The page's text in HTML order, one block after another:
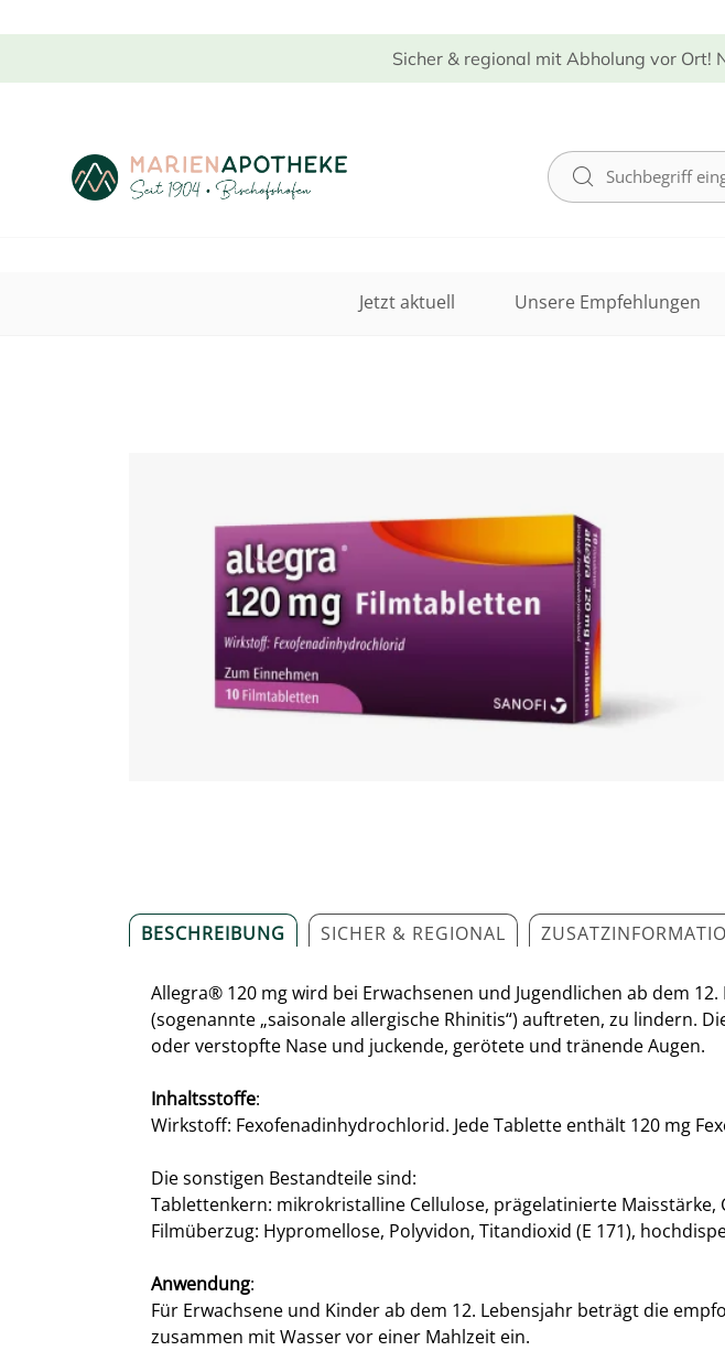
Sicher & regional mit Abholung vor Ort!
Jetzt aktuell Unsere Empfehlungen
BESCHREIBUNG SICHER & REGIONAL
Allegra® 120 mg wird bei Erwachsenen und Jugendlichen ab dem
(sogenannte „saisonale allergische Rhinitis“) auftreten, zu lindern.
oder verstopfte Nase und juckende, gerötete und tränende Augen.
Inhaltsstoffe:
Wirkstoff: Fexofenadinhydrochlorid. Jede Tablette enthält 120 mg
Die sonstigen Bestandteile sind:
Tablettenkern: mikrokristalline Cellulose, prägelatinierte
Filmüberzug: Hypromellose, Polyvidon, Titandioxid (E 171),
Anwendung:
Für Erwachsene und Kinder ab dem 12. Lebensjahr beträgt die
zusammen mit Wasser vor einer Mahlzeit ein.